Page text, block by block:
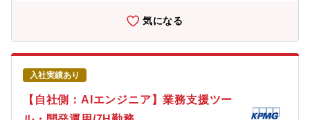
最後までやり切れる方を歓迎します。また、周囲を巻き込みなが
策の企画・優先度付け・デジタルサービス創出に向けた各部門と
の連携・企画推進・デジタル推進に関わる社内委員会・分科会等
の企画/運営及び社内外ステークホルダーとの調整【仕事の魅力】
経営陣やビジネス部門と距離の近い立場で、全社のデジタル・IT
戦略策定から実行まで一貫して関わることができます。デジタル
技術を活用した業務改革や価値創造に取り組み、多様な部門と連
携してプロジェクトを推進することで、仕事を通して自己成長と
スキルアップの機会を得られるだけでなく、デジタルを通して企
気になる
入社実績あり
【自社側：AIエンジニア】業務支援ツー